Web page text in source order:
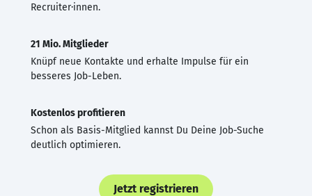
Recruiter·innen.
21 Mio. Mitglieder
Knüpf neue Kontakte und erhalte Impulse für ein
besseres Job-Leben.
Kostenlos profitieren
Schon als Basis-Mitglied kannst Du Deine Job-Suche
deutlich optimieren.
Jetzt registrieren